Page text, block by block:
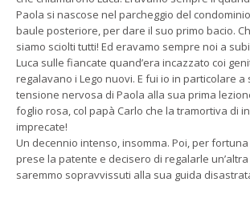
Paola si nascose nel parcheggio del
baule posteriore, per dare il suo primo bacio.
siamo sciolti tutti! Ed eravamo sempre noi a
Luca sulle fiancate quand’era incazzato coi
regalavano i Lego nuovi. E fui io in particolare
tensione nervosa di Paola alla sua prima
foglio rosa, col papà Carlo che la tramortiva di
imprecate!
Un decennio intenso, insomma. Poi, per
prese la patente e decisero di regalarle
saremmo sopravvissuti alla sua guida